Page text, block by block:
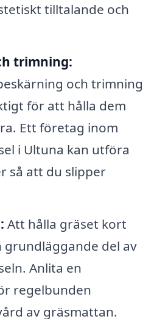
tilltalande och
trimning:
och trimning
för att hålla dem
Ett företag inom
i Ultuna kan utföra
så att du slipper
Att hålla gräset kort
grundläggande del av
Anlita en
regelbunden
av gräsmattan.